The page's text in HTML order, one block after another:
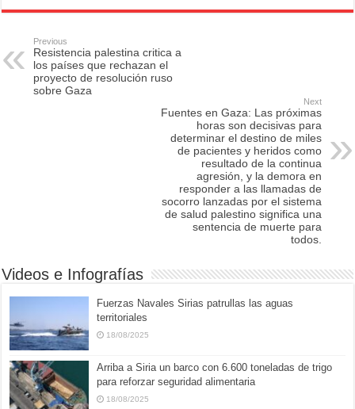
c
e
b
o
st
o
d
o
ail ar
e
Previous
Resistencia palestina critica a
los países que rechazan el
proyecto de resolución ruso
sobre Gaza
Next
Fuentes en Gaza: Las próximas
horas son decisivas para
determinar el destino de miles
de pacientes y heridos como
resultado de la continua
agresión, y la demora en
responder a las llamadas de
socorro lanzadas por el sistema
de salud palestino significa una
sentencia de muerte para
todos.
Videos e Infografías
Fuerzas Navales Sirias patrullas las aguas
territoriales
18/08/2025
Arriba a Siria un barco con 6.600 toneladas de trigo
para reforzar seguridad alimentaria
18/08/2025